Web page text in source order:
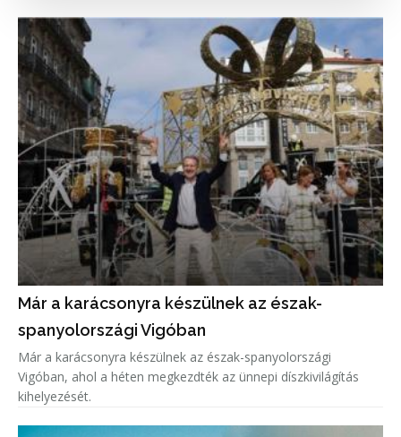
Már a karácsonyra készülnek az észak-
spanyolországi Vigóban
Már a karácsonyra készülnek az észak-spanyolországi
Vigóban, ahol a héten megkezdték az ünnepi díszkivilágítás
kihelyezését.